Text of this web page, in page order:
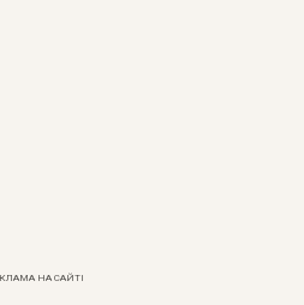
НА САЙТІ